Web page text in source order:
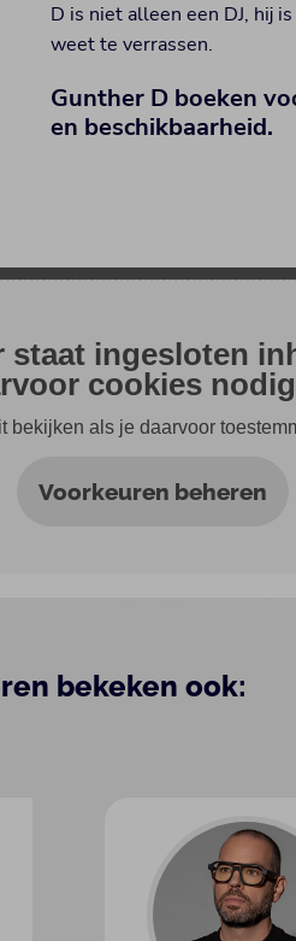
D is niet alleen een DJ, hij
weet te verrassen.
Gunther D boeken
en beschikbaarheid.
staat ingesloten
cookies
bekijken als je daarvoor
Voorkeuren beheren
bekeken ook: